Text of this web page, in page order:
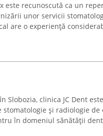
este recunoscută ca un
unor servicii
are o experiență
Slobozia, clinica JC Dent este
și radiologie de
în domeniul sănătății